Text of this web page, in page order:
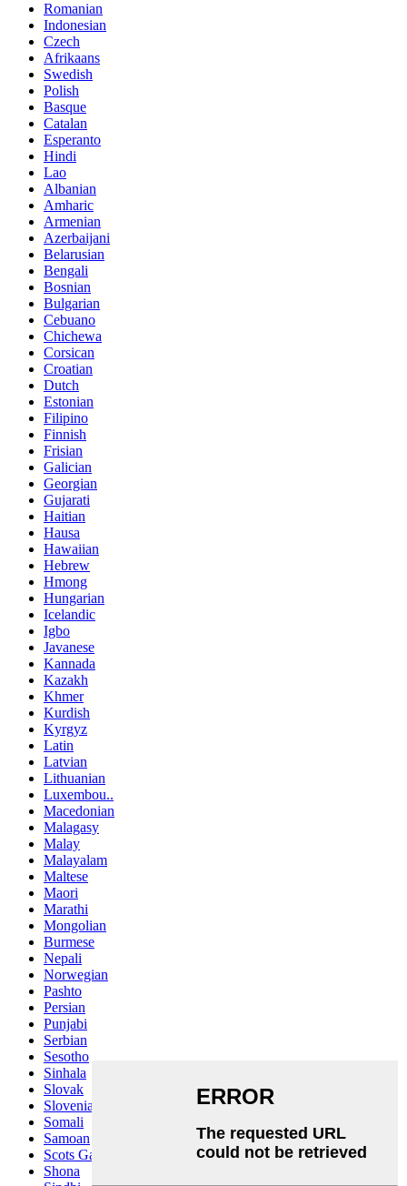
Romanian
Indonesian
Czech
Afrikaans
Swedish
Polish
Basque
Catalan
Esperanto
Hindi
Lao
Albanian
Amharic
Armenian
Azerbaijani
Belarusian
Bengali
Bosnian
Bulgarian
Cebuano
Chichewa
Corsican
Croatian
Dutch
Estonian
Filipino
Finnish
Frisian
Galician
Georgian
Gujarati
Haitian
Hausa
Hawaiian
Hebrew
Hmong
Hungarian
Icelandic
Igbo
Javanese
Kannada
Kazakh
Khmer
Kurdish
Kyrgyz
Latin
Latvian
Lithuanian
Luxembou..
Macedonian
Malagasy
Malay
Malayalam
Maltese
Maori
Marathi
Mongolian
Burmese
Nepali
Norwegian
Pashto
Persian
Punjabi
Serbian
Sesotho
Sinhala
Slovak
Slovenian
Somali
Samoan
Scots Gaelic
Shona